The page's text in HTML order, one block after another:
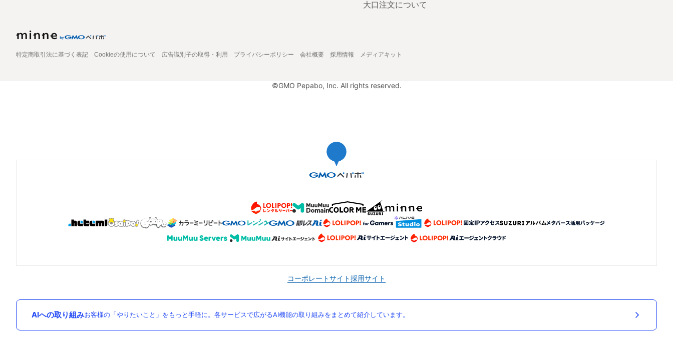
大口注文について
特定商取引法に基づく表記 Cookieの使用について 広告識別子の取得・利用 プライバシーポリシー 会社概要 採用情報 メディアキット
©GMO Pepabo, Inc. All rights reserved.
コーポレートサイト採用サイト
AIへの取り組みお客様の「やりたいこと」をもっと手軽に。各サービスで広がるAI機能の取り組みをまとめて紹介しています。